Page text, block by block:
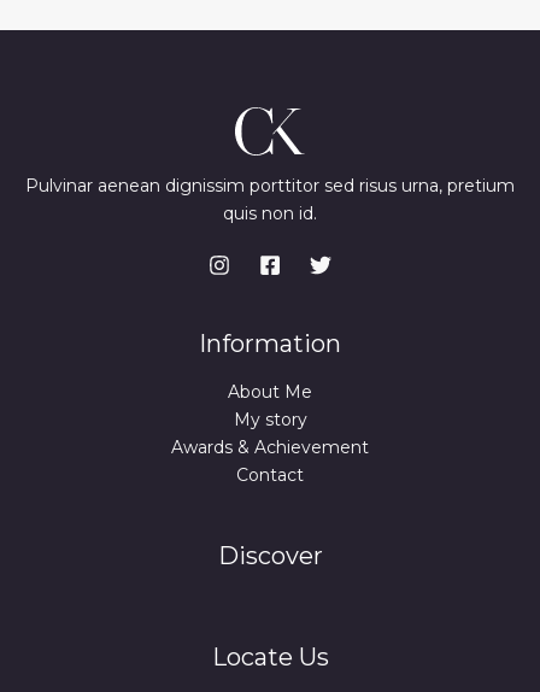
Pulvinar aenean dignissim porttitor sed risus urna, pretium
quis non id.
Information
About Me
My story
Awards & Achievement
Contact
Discover
Locate Us